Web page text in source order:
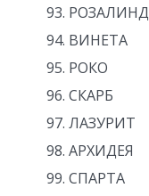
РОЗАЛИНД
ВИНЕТА
РОКО
СКАРБ
ЛАЗУРИТ
АРХИДЕЯ
СПАРТА